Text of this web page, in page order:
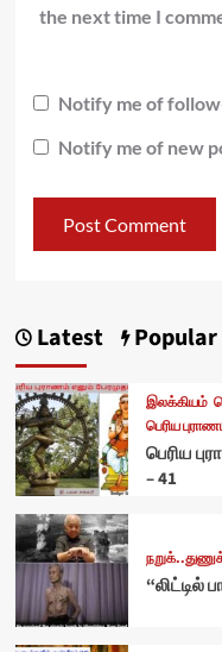
the next time I
Notify me of
Notify me of new
Latest Popular
இலக்கியம்
பெரிய
பெரிய
– 41
“லிட்டில்